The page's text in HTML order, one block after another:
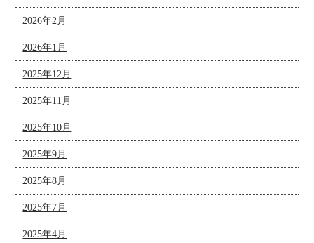
2026年2月
2026年1月
2025年12月
2025年11月
2025年10月
2025年9月
2025年8月
2025年7月
2025年4月